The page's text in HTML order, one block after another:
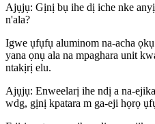
Ajụjụ: Gịnị bụ ihe dị iche nke
n'ala?
Igwe ụfụfụ aluminom na-acha
yana ọnụ ala na mpaghara unit
ntakịrị elu.
Ajụjụ: Enweelarị ihe ndị a na-
wdg, gịnị kpatara m ga-eji họrọ